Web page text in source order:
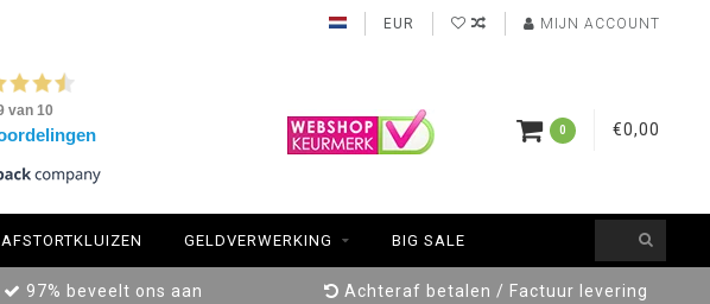
EUR MIJN ACCOUNT
0 €0,00
AFSTORTKLUIZEN GELDVERWERKING BIG SALE
97% beveelt ons aan Achteraf betalen / Factuur levering